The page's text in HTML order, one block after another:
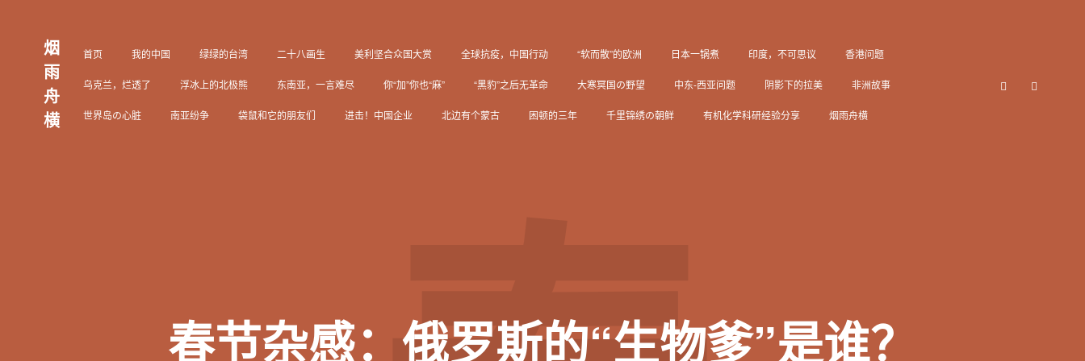
烟
雨
舟
横
首页 我的中国 绿绿的台湾 二十八画生 美利坚合众国大赏 全球抗疫，中国行动 “软而散”的欧洲 日本一锅煮 印度，不可思议 香港问题
乌克兰，烂透了 浮冰上的北极熊 东南亚，一言难尽 你“加”你也“麻” “黑豹”之后无革命 大寒冥国の野望 中东-西亚问题 阴影下的拉美 非洲故事
世界岛の心脏 南亚纷争 袋鼠和它的朋友们 进击！中国企业 北边有个蒙古 困顿的三年 千里锦绣の朝鲜 有机化学科研经验分享 烟雨舟横
俄罗斯的“生物爹”是谁？